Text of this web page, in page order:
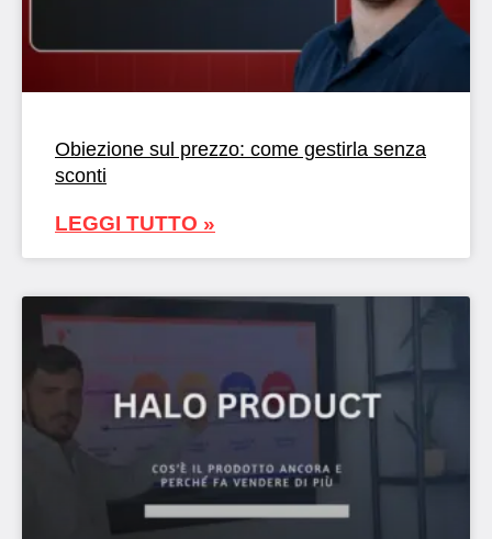
Obiezione sul prezzo: come gestirla senza
sconti
LEGGI TUTTO »